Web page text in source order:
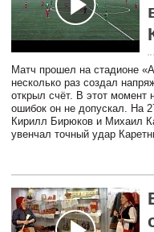
Матч прошел на стадионе
несколько раз создал
открыл счёт. В этот момент
ошибок он не допускал. На
Кирилл Бирюков и Михаил
увенчал точный удар